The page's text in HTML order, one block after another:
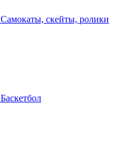
Самокаты, скейты, ролики
Баскетбол